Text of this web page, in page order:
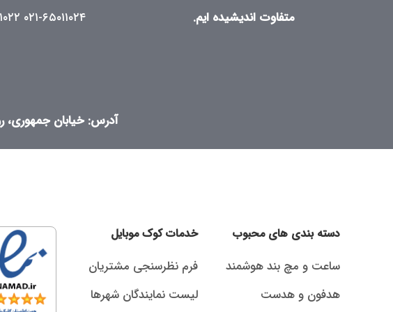
۰۲۱-۶۵۰۱۱۰۲۴ متفاوت اندیشیده ایم.
آدرس: خیابان جمهوری،
دسته بندی های محبوب
ساعت و مچ بند هوشمند
هدفون و هدست
خدمات کوک موبایل
فرم نظرسنجی مشتریان
لیست نمایندگان شهرها